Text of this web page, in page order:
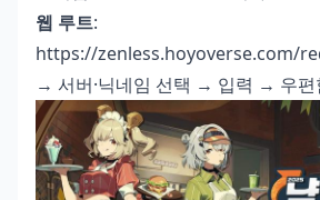
웹 루트:
https://zenless.hoyoverse.com/
→ 서버·닉네임 선택 → 입력 → 우편